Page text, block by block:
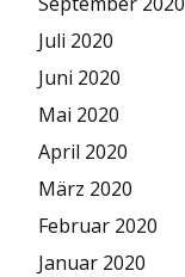
Juli 2020
Juni 2020
Mai 2020
April 2020
März 2020
Februar 2020
Januar 2020